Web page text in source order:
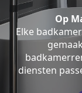
Op
Elke
diensten